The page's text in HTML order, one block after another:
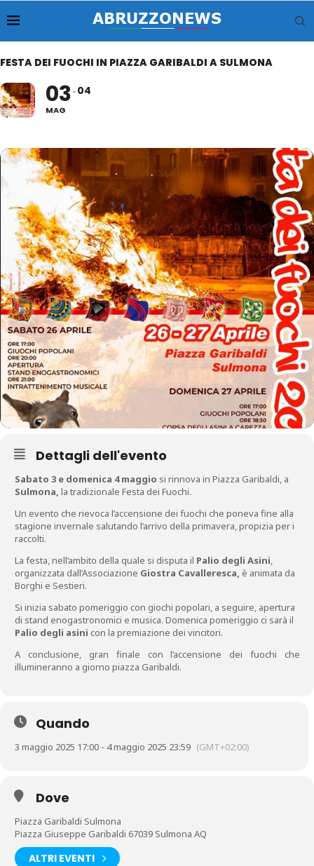
FESTA DEI FUOCHI IN PIAZZA GARIBALDI A SULMONA
03
MAG
04
Dettagli dell'evento
Sabato 3 e domenica 4 maggio si rinnova in Piazza Garibaldi, a
Sulmona, la tradizionale Festa dei Fuochi.
Un evento che rievoca l’accensione dei fuochi che poneva fine alla
stagione invernale salutando l’arrivo della primavera, propizia per i
raccolti.
La festa, nell’ambito della quale si disputa il Palio degli Asini,
organizzata dall’Associazione Giostra Cavalleresca, è animata da
Borghi e Sestieri.
Si inizia sabato pomeriggio con giochi popolari, a seguire, apertura
di stand enogastronomici e musica. Domenica pomeriggio ci sarà il
Palio degli asini con la premiazione dei vincitori.
A conclusione, gran finale con l’accensione dei fuochi che
illumineranno a giorno piazza Garibaldi.
Quando
3 maggio 2025 17:00 - 4 maggio 2025 23:59 (GMT+02:00)
Dove
Piazza Garibaldi Sulmona
Piazza Giuseppe Garibaldi 67039 Sulmona AQ
ALTRI EVENTI